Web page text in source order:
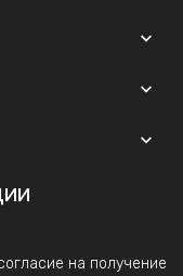



на получение